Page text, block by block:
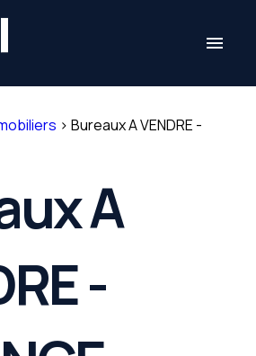
menu
> Bureaux A VENDRE -
A
-